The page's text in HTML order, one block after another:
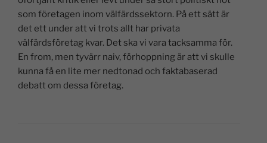
som företagen inom välfärdssektorn. På ett sätt är
det ett under att vi trots allt har privata
välfärdsföretag kvar. Det ska vi vara tacksamma för.
En from, men tyvärr naiv, förhoppning är att vi skulle
kunna få en lite mer nedtonad och faktabaserad
debatt om dessa företag.